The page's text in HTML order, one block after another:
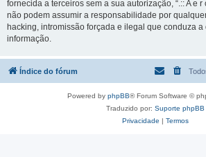
fornecida a terceiros sem a sua autorização, “.:: A e r
não podem assumir a responsabilidade por
hacking, intromissão forçada e ilegal que conduza
informação.
Índice do fórum
Powered by phpBB® Forum Software ©
Traduzido por: Suporte phpBB
Privacidade | Termos